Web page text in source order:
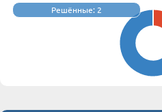
Решённые: 2